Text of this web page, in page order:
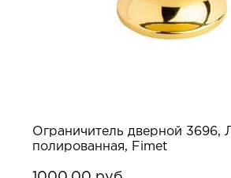
Ограничитель дверной 3696,
полированная, Fimet